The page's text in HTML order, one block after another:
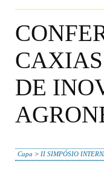
DE
Capa > II SIMPÓSIO